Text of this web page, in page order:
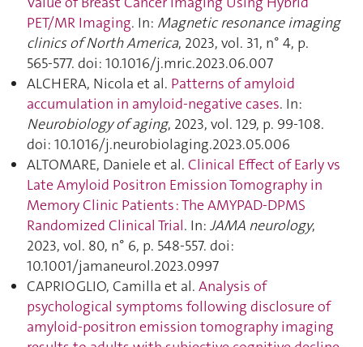
PET/MR Imaging. In: Magnetic resonance imaging
clinics of North America, 2023, vol. 31, n° 4, p.
565‑577. doi: 10.1016/j.mric.2023.06.007
ALCHERA, Nicola et al. Patterns of amyloid
accumulation in amyloid-negative cases. In:
Neurobiology of aging, 2023, vol. 129, p. 99‑108.
doi: 10.1016/j.neurobiolaging.2023.05.006
ALTOMARE, Daniele et al. Clinical Effect of Early vs
Late Amyloid Positron Emission Tomography in
Memory Clinic Patients : The AMYPAD-DPMS
Randomized Clinical Trial. In: JAMA neurology,
2023, vol. 80, n° 6, p. 548‑557. doi:
10.1001/jamaneurol.2023.0997
CAPRIOGLIO, Camilla et al. Analysis of
psychological symptoms following disclosure of
amyloid-positron emission tomography imaging